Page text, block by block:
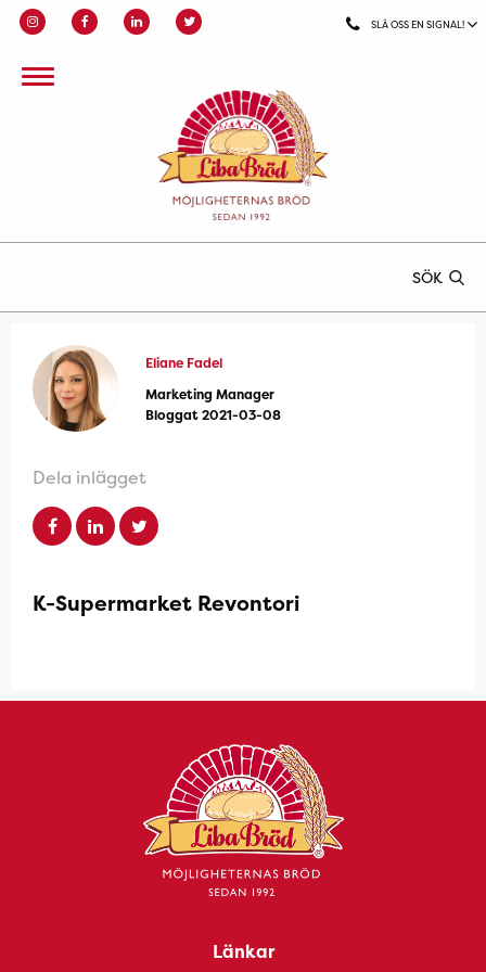
SLÅ OSS EN SIGNAL!
SÖK
Eliane Fadel
Marketing Manager
Bloggat 2021-03-08
Dela inlägget
K-Supermarket Revontori
Länkar